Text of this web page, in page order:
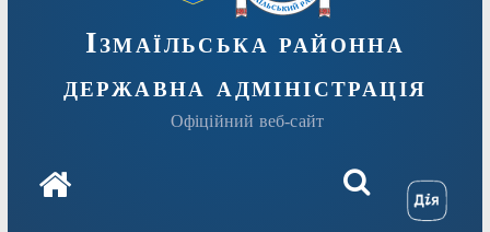
Ізмаїльська районна
державна адміністрація
Офіційний веб-сайт